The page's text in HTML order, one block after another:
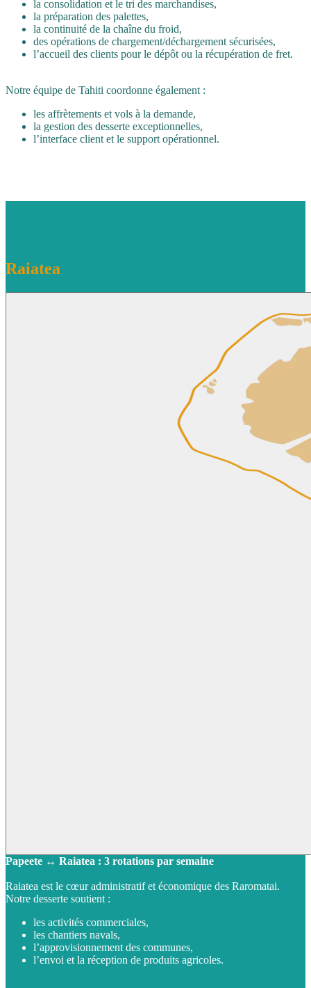
la consolidation et le tri des marchandises,
la préparation des palettes,
la continuité de la chaîne du froid,
des opérations de chargement/déchargement sécurisées,
l’accueil des clients pour le dépôt ou la récupération de fret.
Notre équipe de Tahiti coordonne également :
les affrètements et vols à la demande,
la gestion des desserte exceptionnelles,
l’interface client et le support opérationnel.
Raiatea
Papeete ↔ Raiatea : 3 rotations par semaine
Raiatea est le cœur administratif et économique des Raromatai.
Notre desserte soutient :
les activités commerciales,
les chantiers navals,
l’approvisionnement des communes,
l’envoi et la réception de produits agricoles.